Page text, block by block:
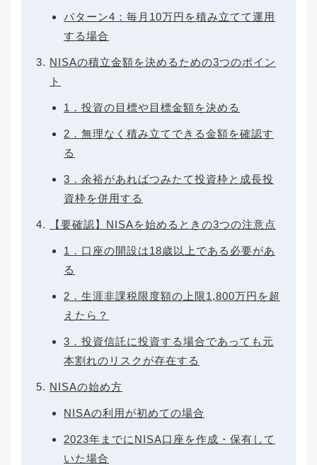
パターン4：毎月10万円を積み立てて運用
する場合
NISAの積立金額を決めるための3つのポイン
ト
1．投資の目標や目標金額を決める
2．無理なく積み立てできる金額を確認す
る
3．余裕があればつみたて投資枠と成長投
資枠を併用する
【要確認】NISAを始めるときの3つの注意点
1．口座の開設は18歳以上である必要があ
る
2．生涯非課税限度額の上限1,800万円を超
えたら？
3．投資信託に投資する場合であっても元
本割れのリスクが存在する
NISAの始め方
NISAの利用が初めての場合
2023年までにNISA口座を作成・保有して
いた場合